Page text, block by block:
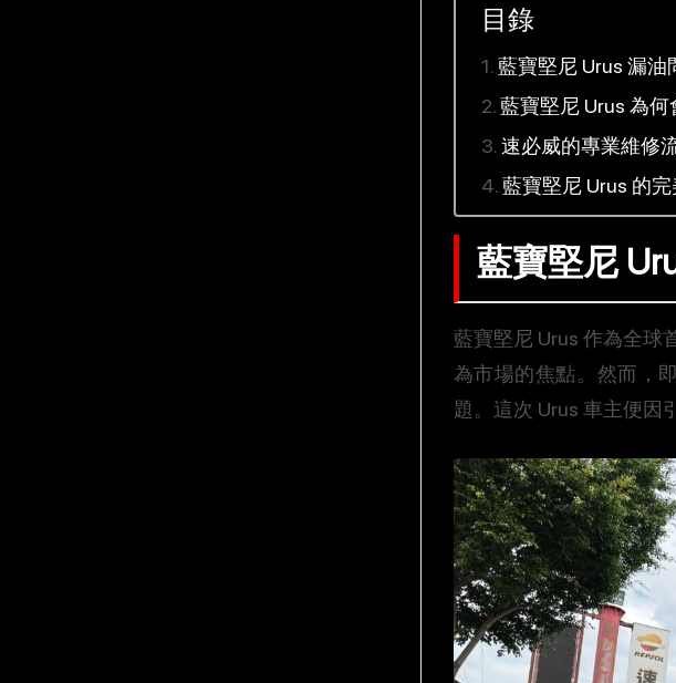
目錄
藍寶堅尼 Urus 漏
藍寶堅尼 Urus 為何
速必威的專業維修
藍寶堅尼 Urus 的
藍寶堅尼
藍寶堅尼 Urus 作為全球
為市場的焦點。然而，
題。這次 Urus 車主便因